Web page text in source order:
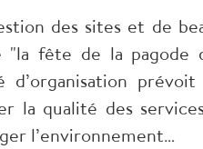
des sites et de
"la fête de la pagode
la qualité des
l’environnement…